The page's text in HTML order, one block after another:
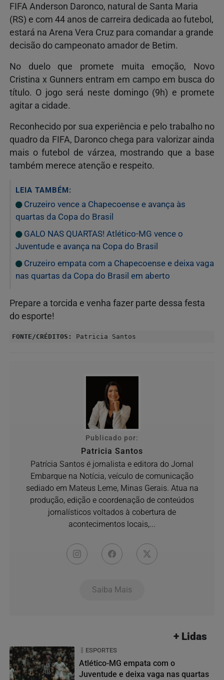
FIFA Anderson Daronco, natural de Santa Maria
(RS) e com 44 anos de carreira dedicada ao futebol,
estará na Arena Vera Cruz para comandar a grande
decisão do campeonato amador de Betim.
No duelo que promete muita emoção, Novo
Cristina x Gunners entram em campo em busca do
título. O jogo será neste domingo (9h) e promete
agitar a cidade.
Reconhecido por sua experiência e pelo trabalho no
quadro da FIFA, Daronco chega para valorizar ainda
mais o futebol de várzea, mostrando que a base
também merece atenção e respeito.
LEIA TAMBÉM:
Cruzeiro vence a Chapecoense e avança às
quartas da Copa do Brasil
GALO NAS QUARTAS! Atlético-MG vence o
Juventude e avança na Copa do Brasil
Cruzeiro empata com a Chapecoense e deixa vaga
nas quartas da Copa do Brasil em aberto
Prepare a torcida e venha fazer parte dessa festa
do esporte!
FONTE/CRÉDITOS: Patricia Santos
Publicado por:
Patricia Santos
Patrícia Santos é jornalista e editora do Jornal
Embarque na Notícia, veículo de comunicação
sediado em Mateus Leme, Minas Gerais. Atua na
produção, edição e coordenação de conteúdos
jornalísticos voltados à cobertura de
acontecimentos locais,...
Saiba Mais
+ Lidas
ESPORTES
Atlético-MG empata com o
Juventude e deixa vaga nas quartas